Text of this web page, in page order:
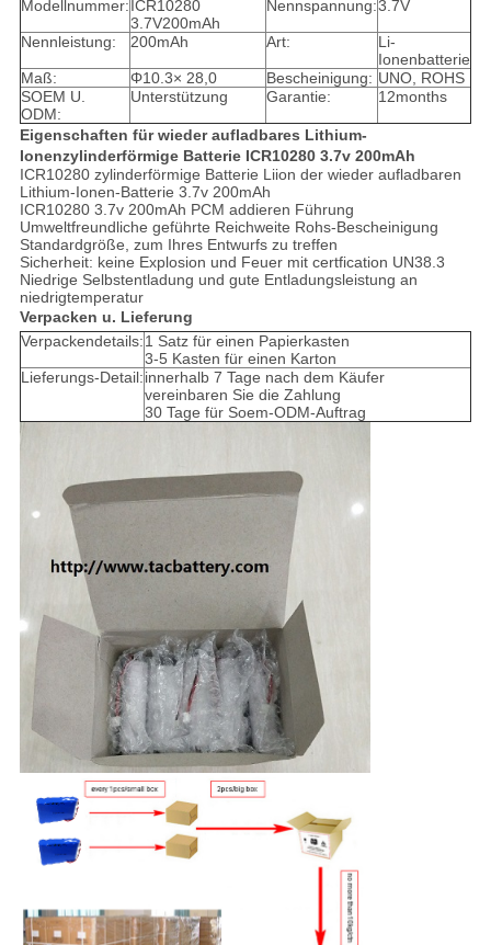
Modellnummer:ICR10280
3.7V200mAh
Nennspannung:3.7V
Nennleistung: 200mAh Art:
Li-
Ionenbatterie
Maß:
Φ10.3× 28,0 Bescheinigung: UNO, ROHS
SOEM U.
ODM:
Unterstützung Garantie: 12months
Eigenschaften für wieder aufladbares Lithium-
Ionenzylinderförmige Batterie ICR10280 3.7v 200mAh
ICR10280 zylinderförmige Batterie Liion der wieder aufladbaren
Lithium-Ionen-Batterie 3.7v 200mAh
ICR10280 3.7v 200mAh PCM addieren Führung
Umweltfreundliche geführte Reichweite Rohs-Bescheinigung
Standardgröße, zum Ihres Entwurfs zu treffen
Sicherheit: keine Explosion und Feuer mit certfication UN38.3
Niedrige Selbstentladung und gute Entladungsleistung an
niedrigtemperatur
Verpacken u. Lieferung
Verpackendetails:1 Satz für einen Papierkasten
3-5 Kasten für einen Karton
Lieferungs-Detail:innerhalb 7 Tage nach dem Käufer
vereinbaren Sie die Zahlung
30 Tage für Soem-ODM-Auftrag